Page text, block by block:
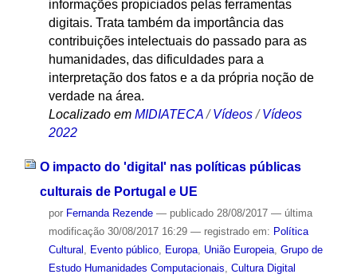
informações propiciados pelas ferramentas
digitais. Trata também da importância das
contribuições intelectuais do passado para as
humanidades, das dificuldades para a
interpretação dos fatos e a da própria noção de
verdade na área.
Localizado em MIDIATECA /Vídeos /Vídeos
2022
O impacto do 'digital' nas políticas públicas
culturais de Portugal e UE
por Fernanda Rezende — publicado28/08/2017 — última
modificação30/08/2017 16:29 — registrado em: Política
Cultural
Evento público, Europa, União Europeia, Grupo de
Estudo Humanidades Computacionais Cultura Digital